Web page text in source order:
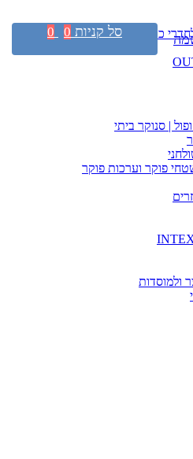
כושר
| סנוקר ביתי
פוקר וערכות פוקר
ולמוסדות
סל קניות 0
0